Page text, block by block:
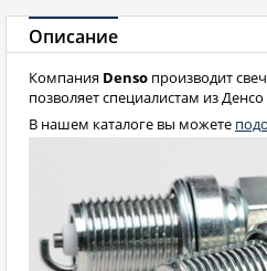
Описание
Компания Denso производит
позволяет специалистам из
В нашем каталоге вы можете